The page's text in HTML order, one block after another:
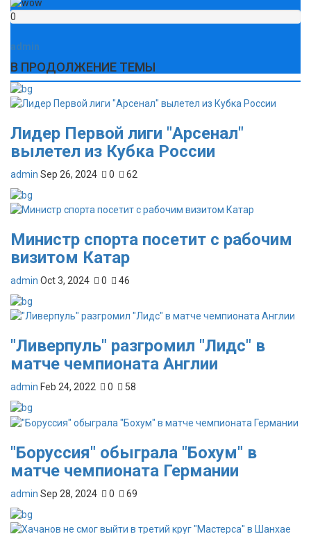
0
admin
В ПРОДОЛЖЕНИЕ ТЕМЫ
Лидер Первой лиги "Арсенал"
вылетел из Кубка России
admin Sep 26, 2024 0 62
Министр спорта посетит с рабочим
визитом Катар
admin Oct 3, 2024 0 46
"Ливерпуль" разгромил "Лидс" в
матче чемпионата Англии
admin Feb 24, 2022 0 58
"Боруссия" обыграла "Бохум" в
матче чемпионата Германии
admin Sep 28, 2024 0 69